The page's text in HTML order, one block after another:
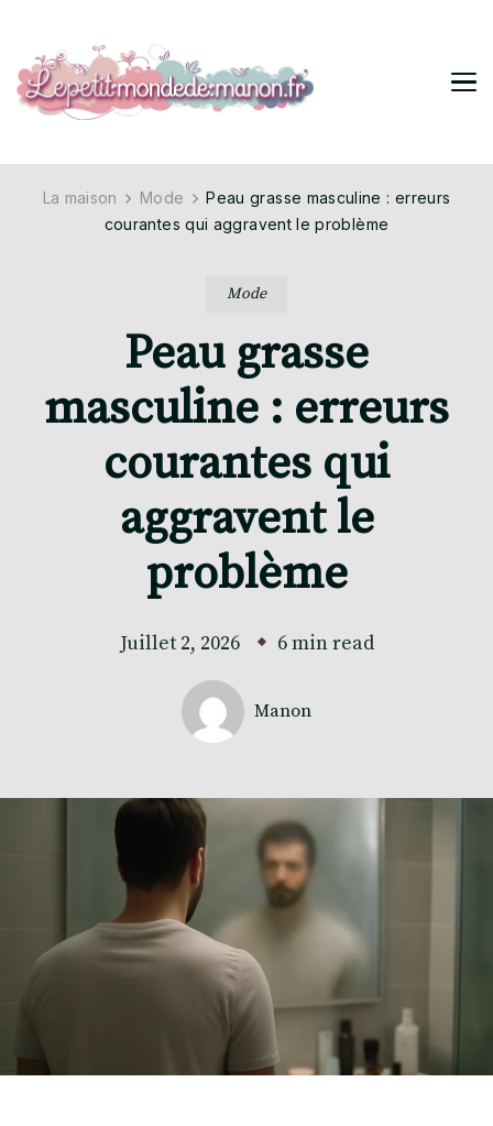
La maison Mode
Peau grasse masculine : erreurs
courantes qui aggravent le problème
Mode
Peau grasse
masculine : erreurs
courantes qui
aggravent le
problème
Juillet 2, 2026 6 min read
Manon